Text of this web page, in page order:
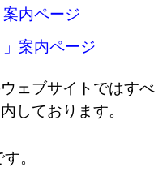
内ページ
案内ページ
ェブサイトではすべ
しております。
。